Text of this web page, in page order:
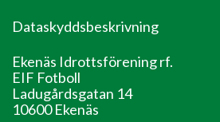
Dataskyddsbeskrivning
Ekenäs Idrottsförening rf.
EIF Fotboll
Ladugårdsgatan 14
10600 Ekenäs